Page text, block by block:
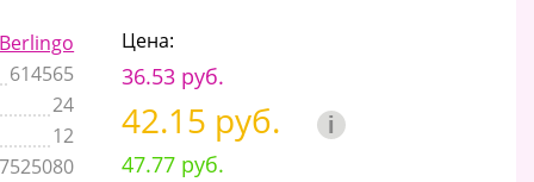
Berlingo
614565
24
12
Цена:
36.53 руб.
42.15 руб. i
47.77 руб.